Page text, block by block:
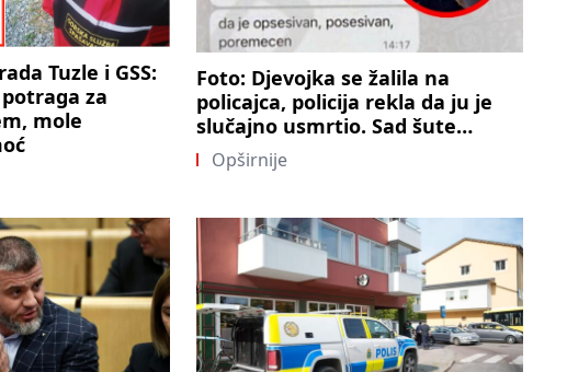
Tuzle i GSS:
za
mole
Foto: Djevojka se žalila na
policajca, policija rekla da ju je
slučajno usmrtio. Sad šute…
Opširnije